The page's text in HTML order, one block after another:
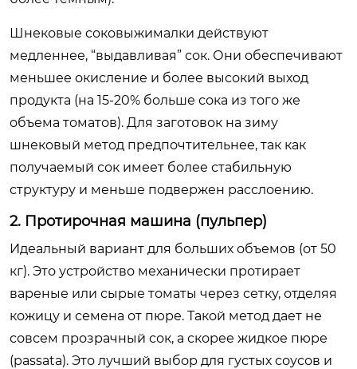
Шнековые соковыжималки действуют
медленнее, “выдавливая” сок. Они обеспечивают
меньшее окисление и более высокий выход
продукта (на 15-20% больше сока из того же
объема томатов). Для заготовок на зиму
шнековый метод предпочтительнее, так как
получаемый сок имеет более стабильную
структуру и меньше подвержен расслоению.
2. Протирочная машина (пульпер)
Идеальный вариант для больших объемов (от 50
кг). Это устройство механически протирает
вареные или сырые томаты через сетку, отделяя
кожицу и семена от пюре. Такой метод дает не
совсем прозрачный сок, а скорее жидкое пюре
(passata). Это лучший выбор для густых соусов и